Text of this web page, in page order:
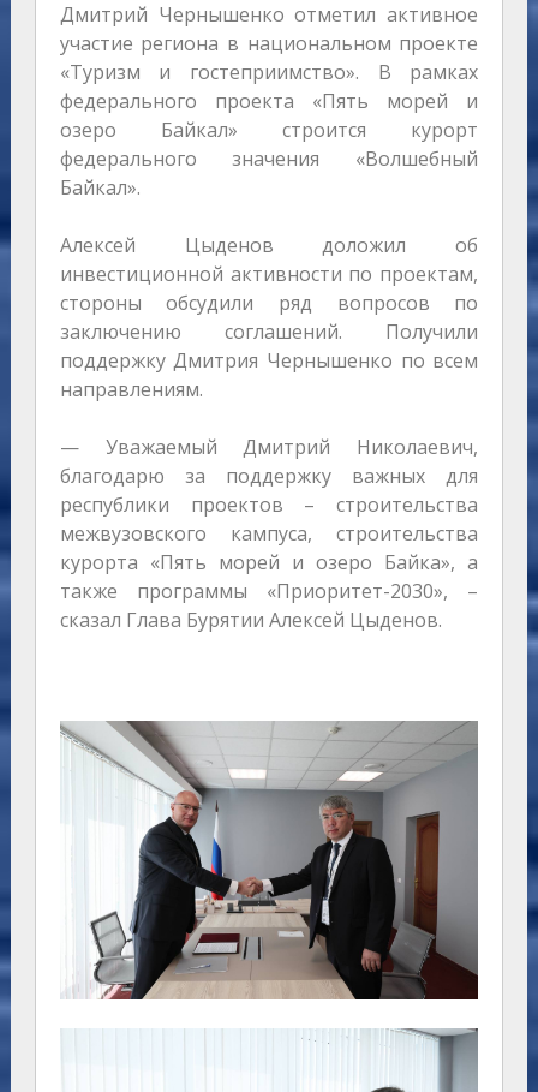
Дмитрий Чернышенко отметил активное
участие региона в национальном проекте
«Туризм и гостеприимство». В рамках
федерального проекта «Пять морей и
озеро Байкал» строится курорт
федерального значения «Волшебный
Байкал».
Алексей Цыденов доложил об
инвестиционной активности по проектам,
стороны обсудили ряд вопросов по
заключению соглашений. Получили
поддержку Дмитрия Чернышенко по всем
направлениям.
— Уважаемый Дмитрий Николаевич,
благодарю за поддержку важных для
республики проектов – строительства
межвузовского кампуса, строительства
курорта «Пять морей и озеро Байка», а
также программы «Приоритет-2030», –
сказал Глава Бурятии Алексей Цыденов.